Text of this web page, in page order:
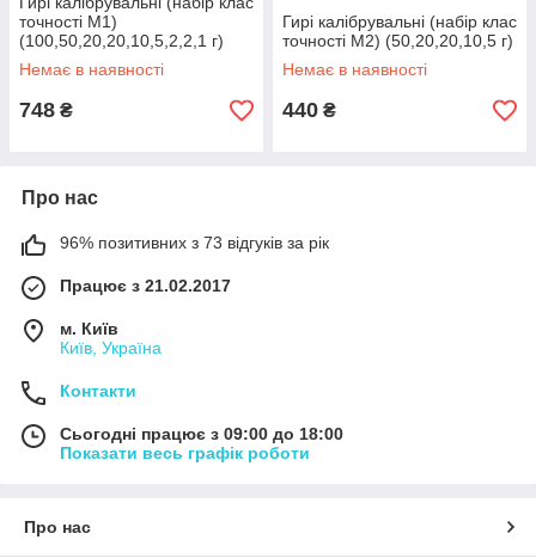
точності М1)
(100,50,20,20,10,5,2,2,1 г)
Немає в наявності
748 ₴
Гирі калібрувальні (набір клас
точності М2) (50,20,20,10,5 г)
Немає в наявності
440 ₴
Про нас
96% позитивних з 73 відгуків за рік
Працює з 21.02.2017
м. Київ
Київ, Україна
Контакти
Сьогодні працює з 09:00 до 18:00
Показати весь графік роботи
Про нас